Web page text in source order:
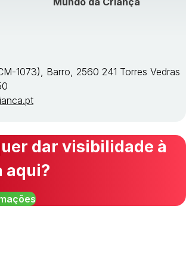
1073), Barro, 2560 241 Torres Vedras
dar visibilidade à
aqui?